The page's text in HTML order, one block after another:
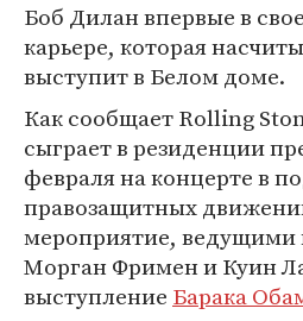
Боб Дилан впервые в
карьере, которая
выступит в Белом доме.
Как сообщает Rolling
сыграет в резиденции
февраля на концерте в
правозащитных
мероприятие, ведущими
Морган Фримен и Куин
выступление Барака